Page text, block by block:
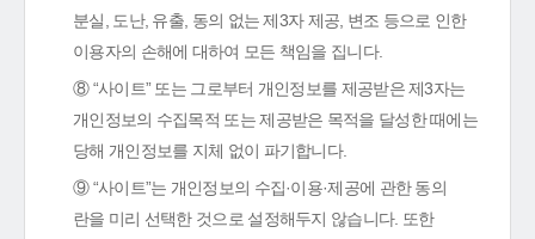
분실, 도난, 유출, 동의 없는 제3자 제공, 변조 등으로 인한
이용자의 손해에 대하여 모든 책임을 집니다.
⑧ “사이트” 또는 그로부터 개인정보를 제공받은 제3자는
개인정보의 수집목적 또는 제공받은 목적을 달성한 때에는
당해 개인정보를 지체 없이 파기합니다.
⑨ “사이트”는 개인정보의 수집·이용·제공에 관한 동의
란을 미리 선택한 것으로 설정해두지 않습니다. 또한